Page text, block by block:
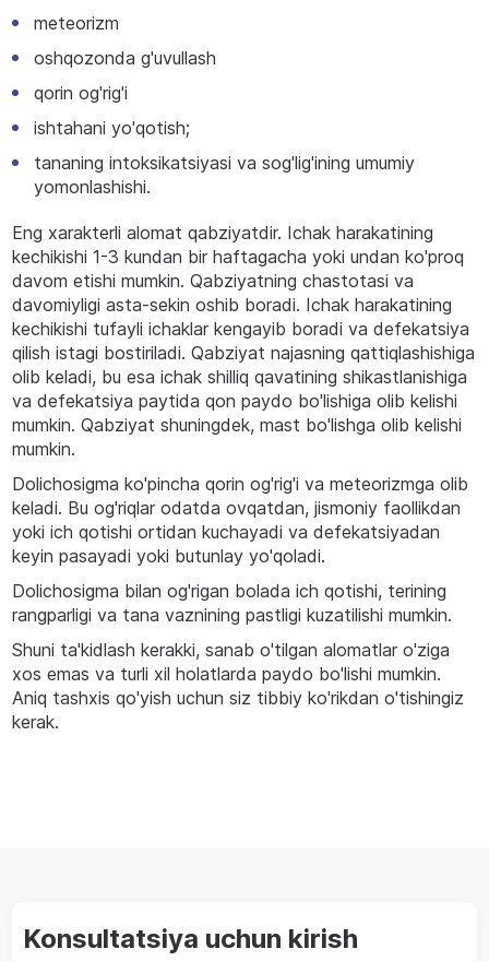
meteorizm
oshqozonda g'uvullash
qorin og'rig'i
ishtahani yo'qotish;
tananing intoksikatsiyasi va sog'lig'ining umumiy
yomonlashishi.
Eng xarakterli alomat qabziyatdir. Ichak harakatining
kechikishi 1-3 kundan bir haftagacha yoki undan ko'proq
davom etishi mumkin. Qabziyatning chastotasi va
davomiyligi asta-sekin oshib boradi. Ichak harakatining
kechikishi tufayli ichaklar kengayib boradi va defekatsiya
qilish istagi bostiriladi. Qabziyat najasning qattiqlashishiga
olib keladi, bu esa ichak shilliq qavatining shikastlanishiga
va defekatsiya paytida qon paydo bo'lishiga olib kelishi
mumkin. Qabziyat shuningdek, mast bo'lishga olib kelishi
mumkin.
Dolichosigma ko'pincha qorin og'rig'i va meteorizmga olib
keladi. Bu og'riqlar odatda ovqatdan, jismoniy faollikdan
yoki ich qotishi ortidan kuchayadi va defekatsiyadan
keyin pasayadi yoki butunlay yo'qoladi.
Dolichosigma bilan og'rigan bolada ich qotishi, terining
rangparligi va tana vaznining pastligi kuzatilishi mumkin.
Shuni ta'kidlash kerakki, sanab o'tilgan alomatlar o'ziga
xos emas va turli xil holatlarda paydo bo'lishi mumkin.
Aniq tashxis qo'yish uchun siz tibbiy ko'rikdan o'tishingiz
kerak.
Konsultatsiya uchun kirish